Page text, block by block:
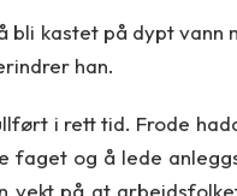
bli kastet på dypt vann
han.
i rett tid. Frode
faget og å lede